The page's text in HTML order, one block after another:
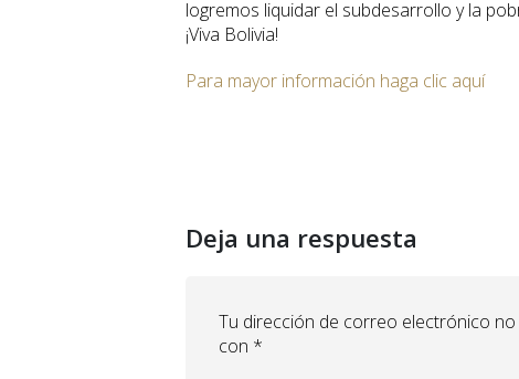
logremos liquidar el subdesarrollo y la
¡Viva Bolivia!
Para mayor información haga clic aquí
Deja una respuesta
Tu dirección de correo electrónico no
con *